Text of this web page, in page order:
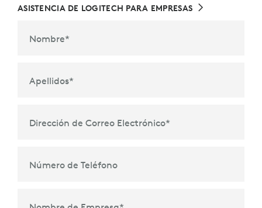
ASISTENCIA DE LOGITECH PARA EMPRESAS
Nombre*
Apellidos*
Dirección de Correo Electrónico*
Número de Teléfono